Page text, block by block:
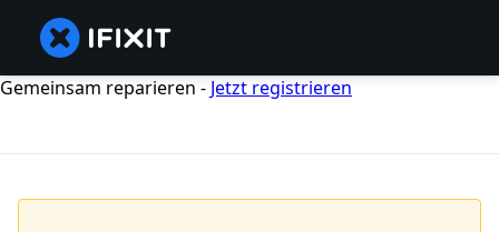
Gemeinsam reparieren - Jetzt registrieren